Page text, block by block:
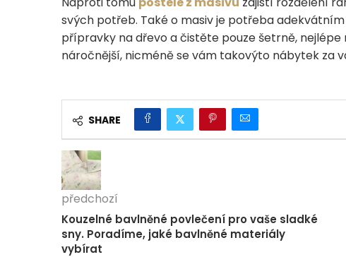
svých potřeb. Také o masiv je potřeba
přípravky na dřevo a čistěte pouze šetrně, nejlépe
náročnější, nicméně se vám takovýto nábytek za
SHARE
předchozí
Kouzelné bavlněné povlečení pro vaše sladké
sny. Poradíme, jaké bavlněné materiály
vybírat